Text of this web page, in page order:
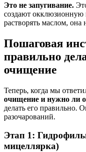
Это не запугивание.
создают окклюзионную
растворять маслом, она
Пошаговая
правильно
очищение
Теперь, когда мы
очищение и нужно ли
делать его правильно.
разочарований.
Этап 1:
мицеллярка)